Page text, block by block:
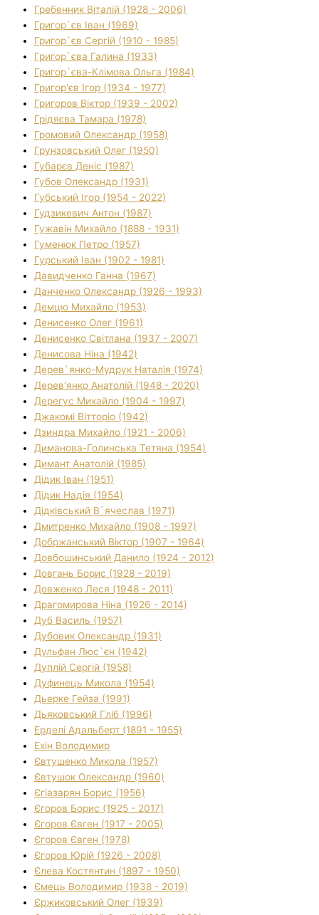
Гребенник Віталій (1928 - 2006)
Григор`єв Іван (1969)
Григор`єв Сергій (1910 - 1985)
Григор`єва Галина (1933)
Григор`єва-Клімова Ольга (1984)
Григор'єв Ігор (1934 - 1977)
Григоров Віктор (1939 - 2002)
Грідяєва Тамара (1978)
Громовий Олександр (1958)
Грунзовський Олег (1950)
Губарєв Деніс (1987)
Губов Олександр (1931)
Губський Ігор (1954 - 2022)
Гудзикевич Антон (1987)
Гужавін Михайло (1888 - 1931)
Гуменюк Петро (1957)
Гурський Іван (1902 - 1981)
Давидченко Ганна (1967)
Данченко Олександр (1926 - 1993)
Демцю Михайло (1953)
Денисенко Олег (1961)
Денисенко Світлана (1937 - 2007)
Денисова Ніна (1942)
Дерев`янко-Мудрук Наталія (1974)
Дерев'янко Анатолій (1948 - 2020)
Дерегус Михайло (1904 - 1997)
Джакомі Вітторіо (1942)
Дзиндра Михайло (1921 - 2006)
Диманова-Голинська Тетяна (1954)
Димант Анатолій (1985)
Дідик Іван (1951)
Дідик Надія (1954)
Дідківський В`ячеслав (1971)
Дмитренко Михайло (1908 - 1997)
Добржанський Віктор (1907 - 1964)
Довбошинський Данило (1924 - 2012)
Довгань Борис (1928 - 2019)
Довженко Леся (1948 - 2011)
Драгомирова Ніна (1926 - 2014)
Дуб Василь (1957)
Дубовик Олександр (1931)
Дульфан Люс`єн (1942)
Дуплій Сергій (1958)
Дуфинець Микола (1954)
Дьерке Гейза (1991)
Дьяковський Гліб (1996)
Ерделі Адальберт (1891 - 1955)
Ехін Володимир
Євтушенко Микола (1957)
Євтушок Олександр (1960)
Єгіазарян Борис (1956)
Єгоров Борис (1925 - 2017)
Єгоров Євген (1917 - 2005)
Єгоров Євген (1978)
Єгоров Юрій (1926 - 2008)
Єлева Костянтин (1897 - 1950)
Ємець Володимир (1938 - 2019)
Єржиковський Олег (1939)